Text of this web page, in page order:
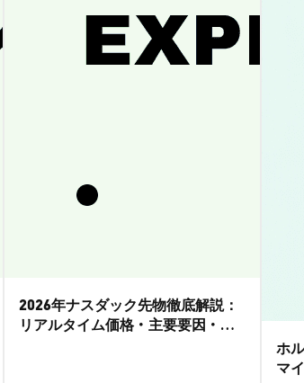
2026年ナスダック先物徹底解説：
リアルタイム価格・主要要因・取
ホ
マ